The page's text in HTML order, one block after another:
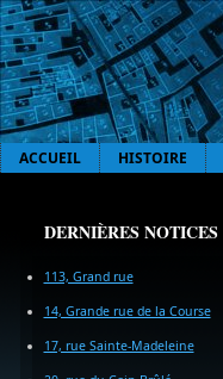
ACCUEIL HISTOIRE
DERNIÈRES NOTICES
113, Grand rue
14, Grande rue de la Course
17, rue Sainte-Madeleine